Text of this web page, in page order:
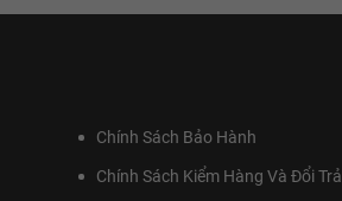
Chính Sách Bảo Hành
Chính Sách Kiểm Hàng Và Đổi Trả